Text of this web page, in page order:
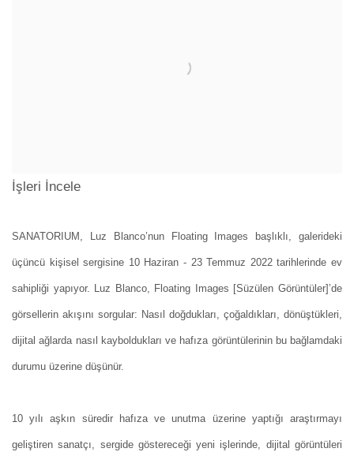
İşleri İncele
SANATORIUM, Luz Blanco’nun Floating Images başlıklı, galerideki
üçüncü kişisel sergisine 10 Haziran - 23 Temmuz 2022 tarihlerinde ev
sahipliği yapıyor. Luz Blanco, Floating Images [Süzülen Görüntüler]’de
görsellerin akışını sorgular: Nasıl doğdukları, çoğaldıkları, dönüştükleri,
dijital ağlarda nasıl kayboldukları ve hafıza görüntülerinin bu bağlamdaki
durumu üzerine düşünür.
10 yılı aşkın süredir hafıza ve unutma üzerine yaptığı araştırmayı
geliştiren sanatçı, sergide göstereceği yeni işlerinde, dijital görüntüleri